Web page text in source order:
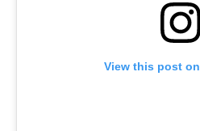
View this post